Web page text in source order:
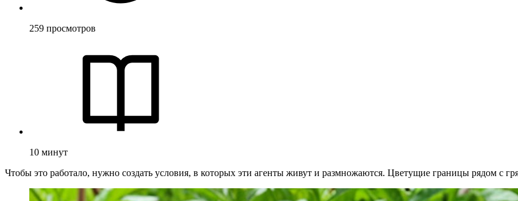
259 просмотров
10 минут
Чтобы это работало, нужно создать условия, в которых эти агенты живут и размножаются. Цветущие границы рядом с